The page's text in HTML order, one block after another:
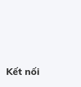
Kết nối